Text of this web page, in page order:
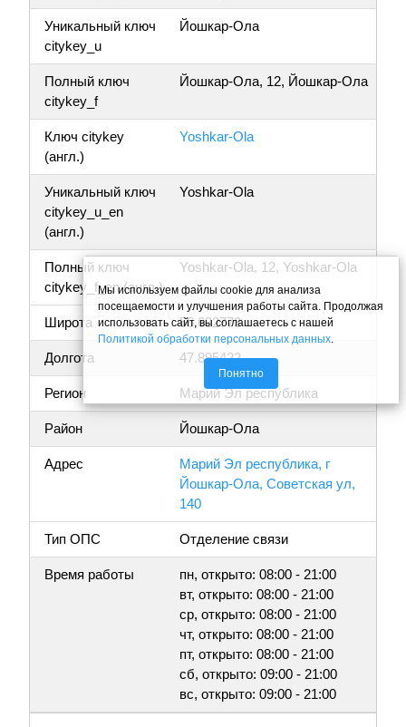
Уникальный ключ
citykey_u
Йошкар-Ола
Полный ключ
citykey_f
Йошкар-Ола, 12, Йошкар-Ола
Ключ citykey
(англ.)
Yoshkar-Ola
Уникальный ключ
citykey_u_en
(англ.)
Yoshkar-Ola
Полный ключ
citykey_f_en (англ.)
Yoshkar-Ola, 12, Yoshkar-Ola
Широта 56.632773
Долгота 47.895422
Регион Марий Эл республика
Район Йошкар-Ола
Адрес
Марий Эл республика, г
Йошкар-Ола, Советская ул,
140
Тип ОПС Отделение связи
Время работы
пн, открыто: 08:00 - 21:00
вт, открыто: 08:00 - 21:00
ср, открыто: 08:00 - 21:00
чт, открыто: 08:00 - 21:00
пт, открыто: 08:00 - 21:00
сб, открыто: 09:00 - 21:00
вс, открыто: 09:00 - 21:00
Мы используем файлы cookie для анализа
посещаемости и улучшения работы сайта. Продолжая
использовать сайт, вы соглашаетесь с нашей
Политикой обработки персональных данных
Понятно